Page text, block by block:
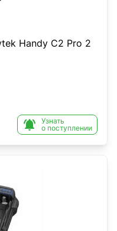
Handy C2 Pro 2

Узнать
о поступлении